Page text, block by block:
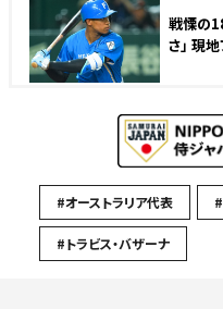
戦慄の
さ」 現
#オーストラリア代表
#トラビス・バザーナ